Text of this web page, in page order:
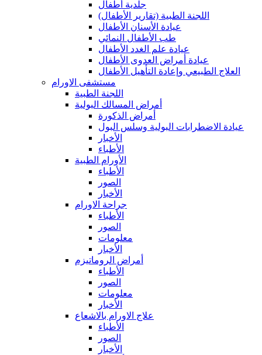
جلدية أطفال
(اللجنة الطبية (تقارير الأطفال
عيادة الأسنان الأطفال
طب الأطفال النمائي
عيادة علم الغدد الأطفال
عيادة أمراض العدوى الأطفال
العلاج الطبيعي وإعادة التأهيل الأطفال
مستشفى الاورام
اللجنة الطبية
أمراض المسالك البولية
أمراض الذكورة
عيادة الاضطرابات البولية وسلس البول
الأخبار
الأطباء
الأورام الطبية
الأطباء
الصور
الأخبار
جراحة الاورام
الأطباء
الصور
معلومات
الأخبار
أمراض الروماتيزم
الأطباء
الصور
معلومات
الأخبار
علاج الاورام بالاشعاع
الأطباء
الصور
الأخبار